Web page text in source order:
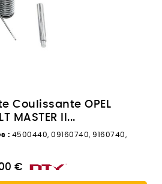
Coulissante OPEL
MASTER II...
: 4500440, 09160740, 9160740,
€